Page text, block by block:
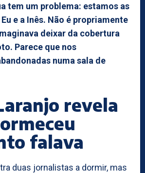
tem um problema: estamos as
e a Inês. Não é propriamente
deixar da cobertura
Parece que nos
numa sala de
revela
falava
duas jornalistas a dormir, mas